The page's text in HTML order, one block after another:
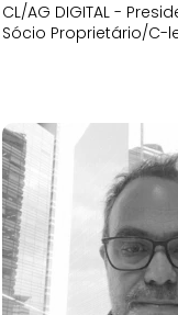
CL/AG DIGITAL -
Sócio Proprietário/C-